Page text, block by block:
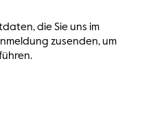
die Sie uns im
zusenden, um